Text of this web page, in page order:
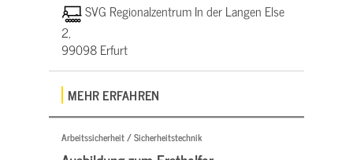
SVG Regionalzentrum In der Langen Else
2,
99098 Erfurt
MEHR ERFAHREN
Arbeitssicherheit / Sicherheitstechnik